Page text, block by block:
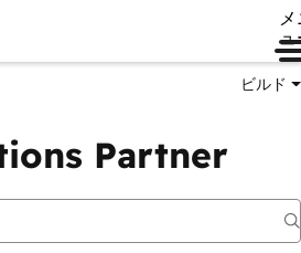
ュ
ビルド
Partner